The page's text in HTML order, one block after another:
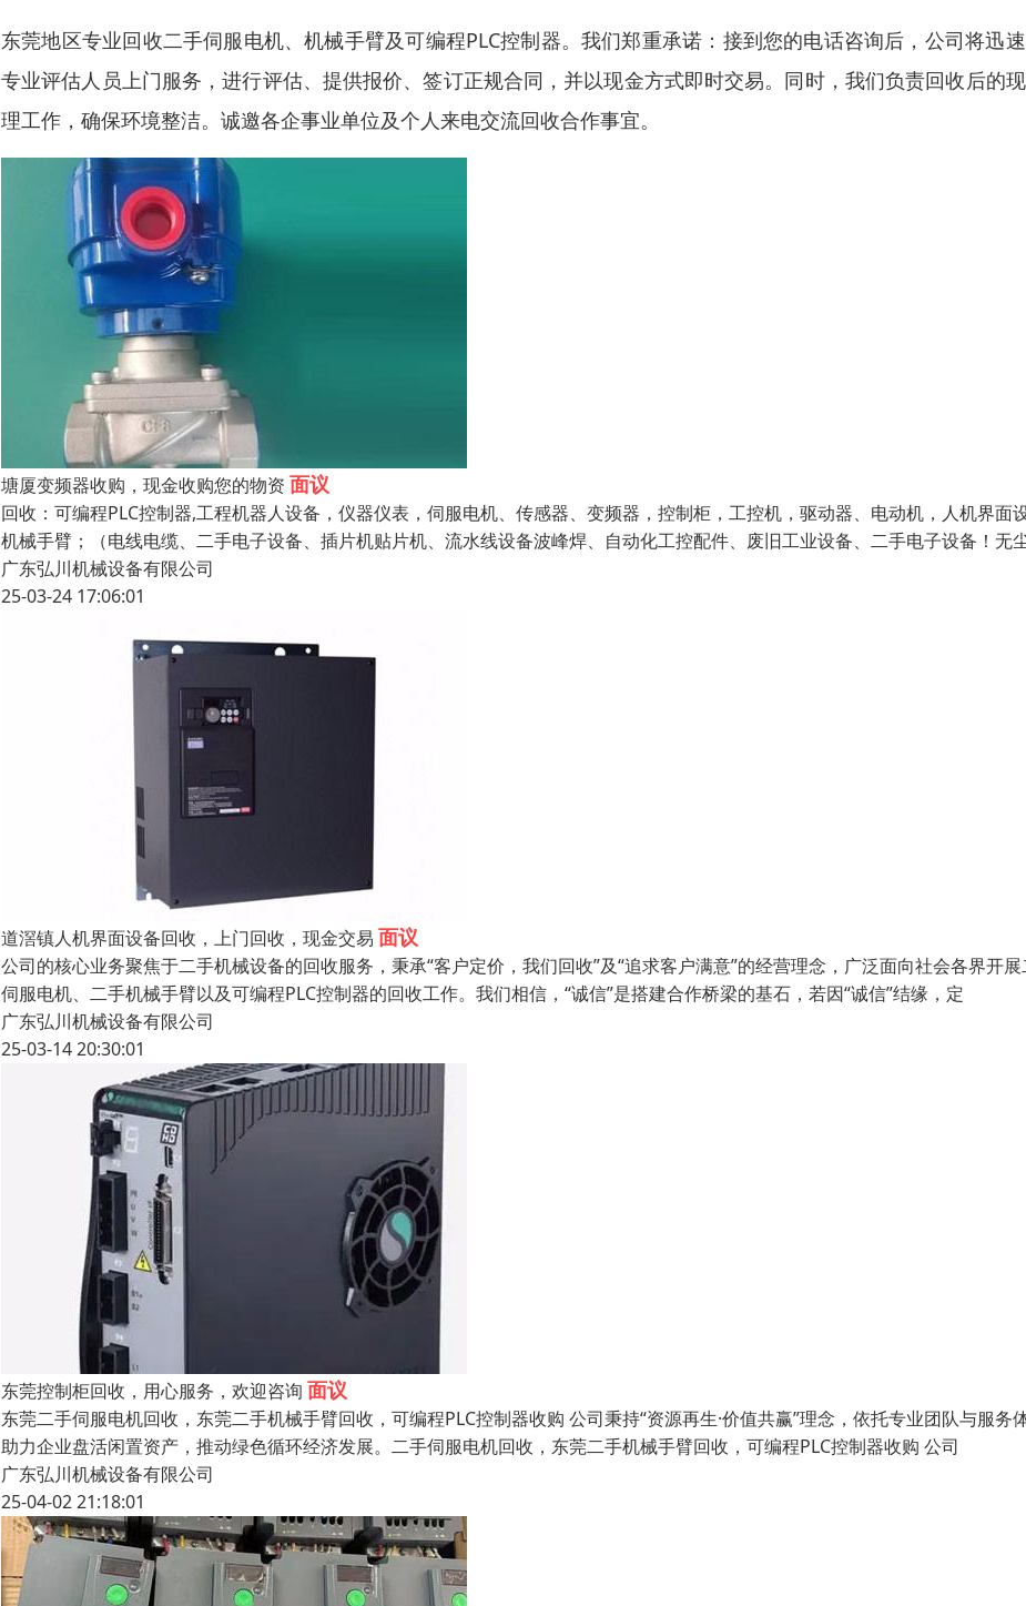
东莞地区专业回收二手伺服电机、机械手臂及可编程PLC控制器。我们郑重承诺：接到您的电话咨询后，公司将迅
专业评估人员上门服务，进行评估、提供报价、签订正规合同，并以现金方式即时交易。同时，我们负责回收后的
理工作，确保环境整洁。诚邀各企事业单位及个人来电交流回收合作事宜。
塘厦变频器收购，现金收购您的物资 面议
回收：可编程PLC控制器,工程机器人设备，仪器仪表，伺服电机、传感器、变频器，控制柜，工控机，驱动器、电动机，人机界面
机械手臂；（电线电缆、二手电子设备、插片机贴片机、流水线设备波峰焊、自动化工控配件、废旧工业设备、二手电子设备！无
广东弘川机械设备有限公司
25-03-24 17:06:01
道滘镇人机界面设备回收，上门回收，现金交易 面议
公司的核心业务聚焦于二手机械设备的回收服务，秉承“客户定价，我们回收”及“追求客户满意”的经营理念，广泛面向社会各界开
伺服电机、二手机械手臂以及可编程PLC控制器的回收工作。我们相信，“诚信”是搭建合作桥梁的基石，若因“诚信”结缘，定
广东弘川机械设备有限公司
25-03-14 20:30:01
东莞控制柜回收，用心服务，欢迎咨询 面议
东莞二手伺服电机回收，东莞二手机械手臂回收，可编程PLC控制器收购 公司秉持“资源再生·价值共赢”理念，依托专业团队与服务
助力企业盘活闲置资产，推动绿色循环经济发展。二手伺服电机回收，东莞二手机械手臂回收，可编程PLC控制器收购 公司
广东弘川机械设备有限公司
25-04-02 21:18:01